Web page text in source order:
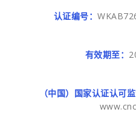
认证编号：
有效期至：
（中国）国家认证认可